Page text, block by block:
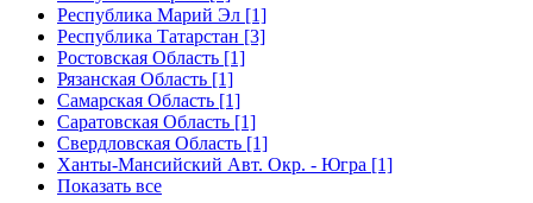
Республика Марий Эл [1]
Республика Татарстан [3]
Ростовская Область [1]
Рязанская Область [1]
Самарская Область [1]
Саратовская Область [1]
Свердловская Область [1]
Ханты-Мансийский Авт. Окр. - Югра [1]
Показать все